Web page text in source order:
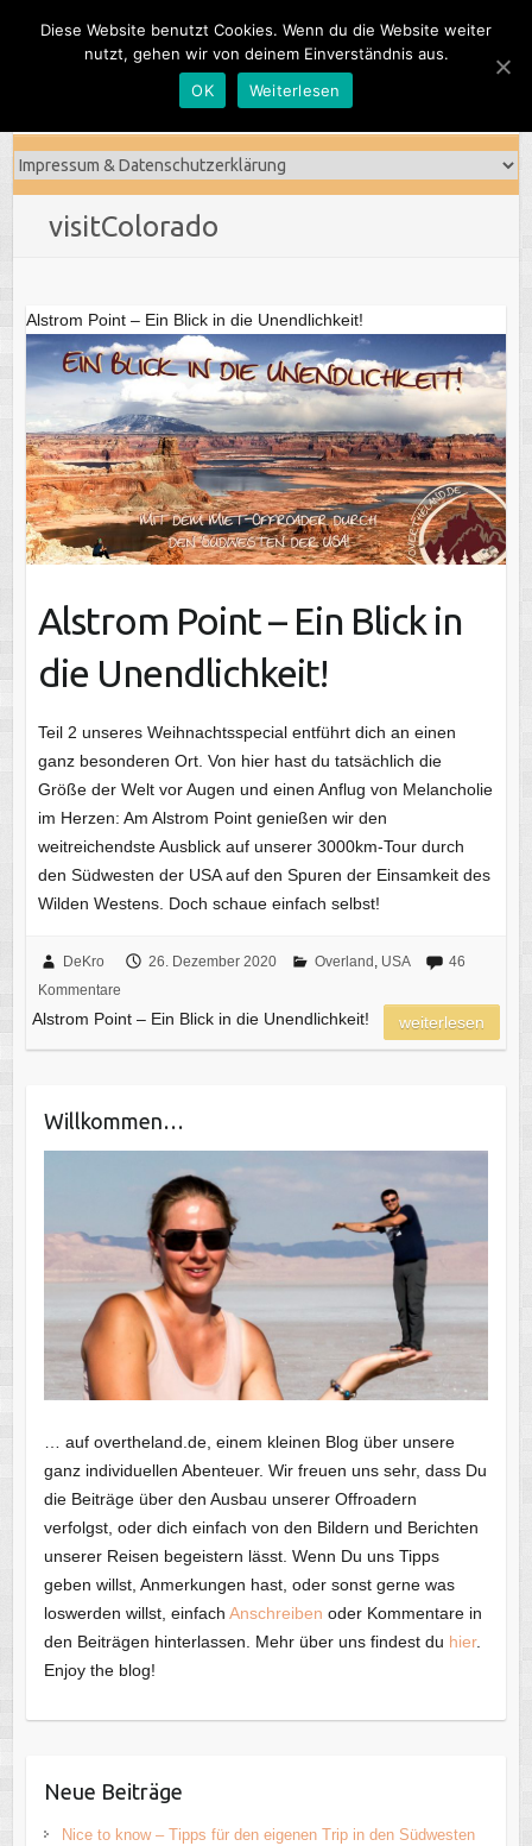
visitColorado
Alstrom Point – Ein Blick in die Unendlichkeit!
Alstrom Point – Ein Blick in
die Unendlichkeit!
Teil 2 unseres Weihnachtsspecial entführt dich an einen
ganz besonderen Ort. Von hier hast du tatsächlich die
Größe der Welt vor Augen und einen Anflug von Melancholie
im Herzen: Am Alstrom Point genießen wir den
weitreichendste Ausblick auf unserer 3000km-Tour durch
den Südwesten der USA auf den Spuren der Einsamkeit des
Wilden Westens. Doch schaue einfach selbst!
DeKro 26. Dezember 2020 Overland USA
46
Kommentare
Alstrom Point – Ein Blick in die Unendlichkeit! weiterlesen
Willkommen…
… auf overtheland.de, einem kleinen Blog über unsere
ganz individuellen Abenteuer. Wir freuen uns sehr, dass Du
die Beiträge über den Ausbau unserer Offroadern
verfolgst, oder dich einfach von den Bildern und Berichten
unserer Reisen begeistern lässt. Wenn Du uns Tipps
geben willst, Anmerkungen hast, oder sonst gerne was
loswerden willst, einfach Anschreiben oder Kommentare in
den Beiträgen hinterlassen. Mehr über uns findest du hier.
Enjoy the blog!
Neue Beiträge
Nice to know – Tipps für den eigenen Trip in den Südwesten
Diese Website benutzt Cookies. Wenn du die Website weiter
nutzt, gehen wir von deinem Einverständnis aus.
OK
Weiterlesen